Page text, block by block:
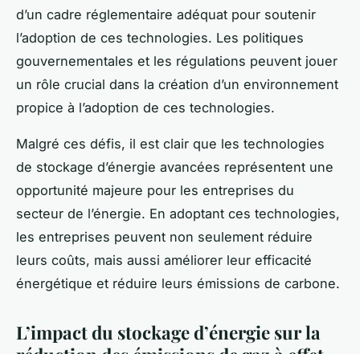
d’un cadre réglementaire adéquat pour soutenir
l’adoption de ces technologies. Les politiques
gouvernementales et les régulations peuvent jouer
un rôle crucial dans la création d’un environnement
propice à l’adoption de ces technologies.
Malgré ces défis, il est clair que les technologies
de stockage d’énergie avancées représentent une
opportunité majeure pour les entreprises du
secteur de l’énergie. En adoptant ces technologies,
les entreprises peuvent non seulement réduire
leurs coûts, mais aussi améliorer leur efficacité
énergétique et réduire leurs émissions de carbone.
L’impact du stockage d’énergie sur la